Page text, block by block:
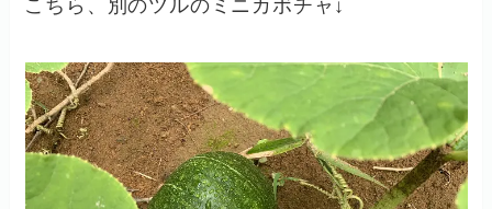
こちら、別のツルのミニカボチャ↓